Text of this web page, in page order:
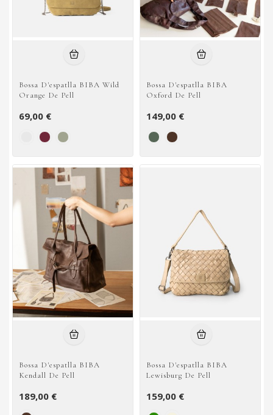
Bossa D'espatlla BIBA Wild
Orange De Pell
69,00 €
Bossa D'espatlla BIBA
Oxford De Pell
149,00 €
Bossa D'espatlla BIBA
Kendall De Pell
189,00 €
Bossa D'espatlla BIBA
Lewisburg De Pell
159,00 €